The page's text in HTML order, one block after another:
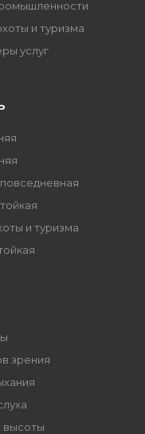
и туризма
услуг
и туризма
зрения
высоты